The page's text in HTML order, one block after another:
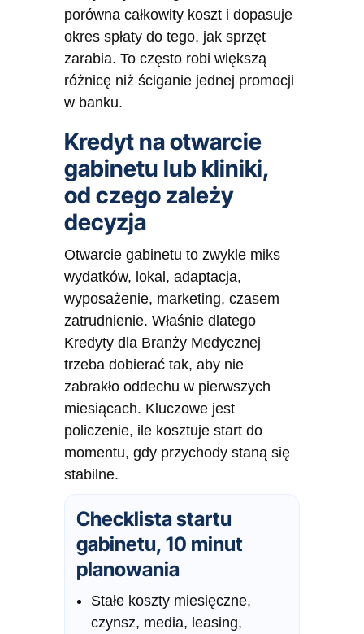
porówna całkowity koszt i dopasuje
okres spłaty do tego, jak sprzęt
zarabia. To często robi większą
różnicę niż ściganie jednej promocji
w banku.
Kredyt na otwarcie
gabinetu lub kliniki,
od czego zależy
decyzja
Otwarcie gabinetu to zwykle miks
wydatków, lokal, adaptacja,
wyposażenie, marketing, czasem
zatrudnienie. Właśnie dlatego
Kredyty dla Branży Medycznej
trzeba dobierać tak, aby nie
zabrakło oddechu w pierwszych
miesiącach. Kluczowe jest
policzenie, ile kosztuje start do
momentu, gdy przychody staną się
stabilne.
Checklista startu
gabinetu, 10 minut
planowania
Stałe koszty miesięczne,
czynsz, media, leasing,